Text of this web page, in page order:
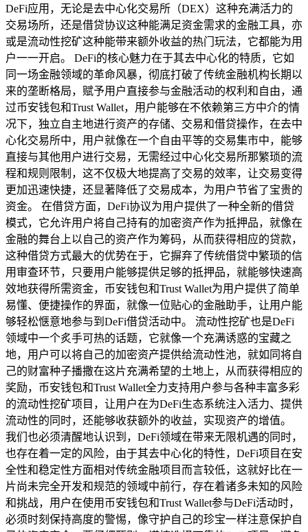
DeFi应用，无论是去中心化交易所（DEX）这种充满活力的
交易场所，还是借贷协议这种能满足资金需求的金融工具，亦
或是流动性挖矿这种能带来额外收益的热门玩法，它都能为用
户一一开启。 DeFi的核心魅力在于其去中心化的特质，它如
同一场金融领域的革命风暴，彻底打破了传统金融机构长期以
来的垄断格局，赋予用户直接参与金融活动的权利和自由，通
过币安钱包和Trust Wallet，用户能够在不依赖第三方中介的情
况下，独立自主地进行资产的存储、交易和借贷操作，在去中
心化交易所中，用户就像在一个自由平等的交易集市中，能够
直接与其他用户进行交易，无需经过中心化交易所那繁琐的流
程和规则限制，这不仅极大地提高了交易的效率，让交易变得
更加迅速快捷，还显著降低了交易成本，为用户节省了宝贵的
资金。 在借贷方面，DeFi协议为用户提供了一种全新的借贷
模式，它允许用户将自己持有的加密资产作为抵押品，就像在
金融的舞台上以自己的资产作为筹码，从而获得相应的贷款，
这种借贷方式最大的优势在于，它摒弃了传统借贷中繁琐的信
用审查环节，只要用户能够提供足够的抵押品，就能够快速高
效地获得所需资金，币安钱包和Trust Wallet为用户提供了简单
易懂、便捷操作的界面，就像一位贴心的金融助手，让用户能
够轻松惬意地参与到DeFi借贷活动中。 流动性挖矿也是DeFi
领域中一个炙手可热的话题，它就像一个充满诱惑的宝藏之
地，用户可以将自己的加密资产提供给流动性池，就如同将自
己的财富种子播撒在这片充满希望的土地上，从而获得相应的
奖励，币安钱包和Trust Wallet全力支持用户参与各种丰富多彩
的流动性挖矿项目，让用户在为DeFi生态系统注入活力、提供
流动性的同时，还能够收获额外的收益，实现资产的增值。
我们也必须清醒地认识到，DeFi领域在带来无限机遇的同时，
也存在着一定的风险，由于其去中心化的特性，DeFi项目在安
全性和稳定性方面相对传统金融项目而言较低，这就好比在一
片尚未完全开发和规范的领域中前行，存在着诸多未知的风险
和挑战，用户在使用币安钱包和Trust Wallet参与DeFi活动时，
必须时刻保持高度的警惕，像守护自己的珍宝一样注意保护自